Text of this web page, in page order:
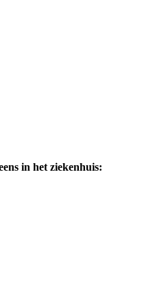
in het ziekenhuis: